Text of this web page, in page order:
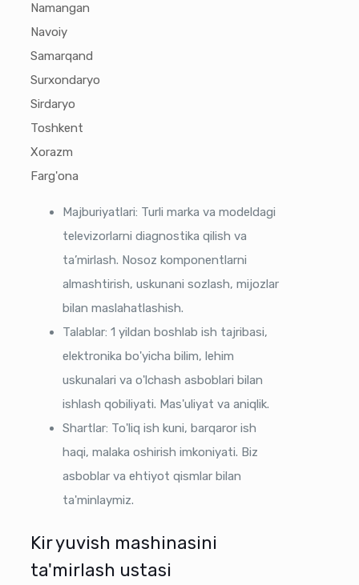
Namangan
Navoiy
Samarqand
Surxondaryo
Sirdaryo
Toshkent
Xorazm
Farg'ona
Majburiyatlari: Turli marka va modeldagi
televizorlarni diagnostika qilish va
ta’mirlash. Nosoz komponentlarni
almashtirish, uskunani sozlash, mijozlar
bilan maslahatlashish.
Talablar: 1 yildan boshlab ish tajribasi,
elektronika bo'yicha bilim, lehim
uskunalari va o'lchash asboblari bilan
ishlash qobiliyati. Mas'uliyat va aniqlik.
Shartlar: To'liq ish kuni, barqaror ish
haqi, malaka oshirish imkoniyati. Biz
asboblar va ehtiyot qismlar bilan
ta'minlaymiz.
Kir yuvish mashinasini
ta'mirlash ustasi